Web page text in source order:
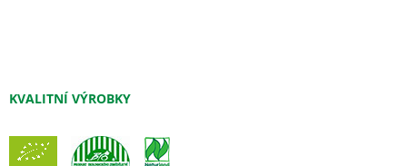
KVALITNÍ VÝROBKY